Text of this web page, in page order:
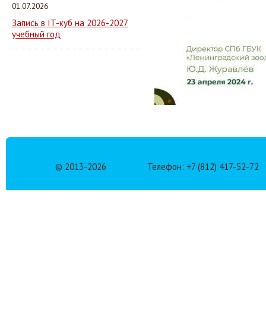
01.07.2026
Запись в IT-куб на 2026-2027
учебный год
© 2013-2026 Телефон: +7 (812) 417-52-72